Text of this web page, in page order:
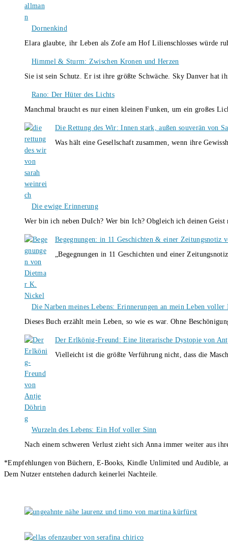
Dornenkind
Elara glaubte, ihr Leben als Zofe am Hof Lilienschlosses würde
Himmel & Sturm: Zwischen Kronen und Herzen
Sie ist sein Schutz. Er ist ihre größte Schwäche. Sky Danver
Rano: Der Hüter des Lichts
Manchmal braucht es nur einen kleinen Funken, um ein großes
Die Rettung des Wir: Innen stark, außen souverän von
Was hält eine Gesellschaft zusammen, wenn ihre
Die ewige Erinnerung
Wer bin ich neben DuIch? Wer bin Ich? Obgleich ich deinen
Begegnungen: in 11 Geschichten & einer Zeitungsnotiz
„Begegnungen in 11 Geschichten und einer
Die Narben meines Lebens: Erinnerungen an mein Leben
Dieses Buch erzählt mein Leben, so wie es war. Ohne
Der Erlkönig-Freund: Eine literarische Dystopie von
Vielleicht ist die größte Verführung nicht, dass die
Wurzeln des Lebens: Ein Hof voller Sinn
Nach einem schweren Verlust zieht sich Anna immer weiter aus
*Empfehlungen von Büchern, E-Books, Kindle Unlimited und Audible,
Dem Nutzer entstehen dadurch keinerlei Nachteile.